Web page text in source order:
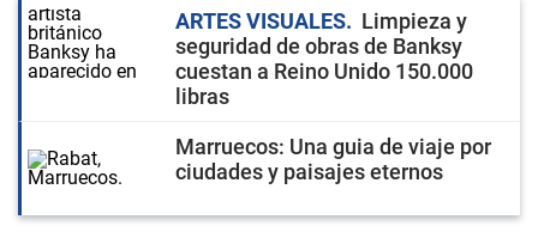
ARTES VISUALES
Limpieza y
seguridad de obras de Banksy
cuestan a Reino Unido 150.000
libras
Marruecos: Una guia de viaje por
ciudades y paisajes eternos